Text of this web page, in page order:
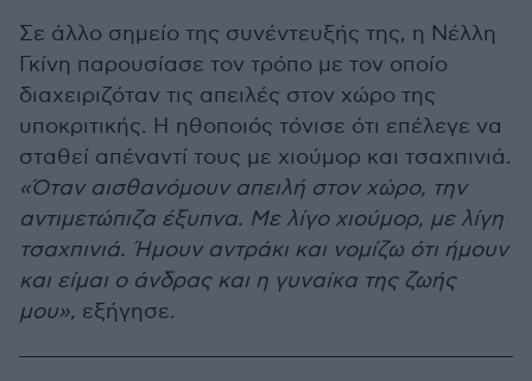
Σε άλλο σημείο της συνέντευξής της, η Νέλλη
Γκίνη παρουσίασε τον τρόπο με τον οποίο
διαχειριζόταν τις απειλές στον χώρο της
υποκριτικής. Η ηθοποιός τόνισε ότι επέλεγε να
σταθεί απέναντί τους με χιούμορ και τσαχπινιά.
«Όταν αισθανόμουν απειλή στον χώρο, την
αντιμετώπιζα έξυπνα. Με λίγο χιούμορ, με λίγη
τσαχπινιά. Ήμουν αντράκι και νομίζω ότι ήμουν
και είμαι ο άνδρας και η γυναίκα της ζωής
μου», εξήγησε.